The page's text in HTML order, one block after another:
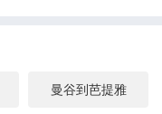
曼谷到芭提雅